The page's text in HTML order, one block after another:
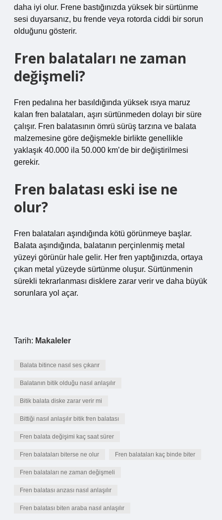
daha iyi olur. Frene bastığınızda yüksek bir sürtünme
sesi duyarsanız, bu frende veya rotorda ciddi bir sorun
olduğunu gösterir.
Fren balataları ne zaman
değişmeli?
Fren pedalına her basıldığında yüksek ısıya maruz
kalan fren balataları, aşırı sürtünmeden dolayı bir süre
çalışır. Fren balatasının ömrü sürüş tarzına ve balata
malzemesine göre değişmekle birlikte genellikle
yaklaşık 40.000 ila 50.000 km’de bir değiştirilmesi
gerekir.
Fren balatası eski ise ne
olur?
Fren balataları aşındığında kötü görünmeye başlar.
Balata aşındığında, balatanın perçinlenmiş metal
yüzeyi görünür hale gelir. Her fren yaptığınızda, ortaya
çıkan metal yüzeyde sürtünme oluşur. Sürtünmenin
sürekli tekrarlanması disklere zarar verir ve daha büyük
sorunlara yol açar.
Tarih: Makaleler
Balata bitince nasıl ses çıkarır
Balatanın bitik olduğu nasıl anlaşılır
Bitik balata diske zarar verir mi
Bittiği nasıl anlaşılır bitik fren balatası
Fren balata değişimi kaç saat sürer
Fren balataları biterse ne olur Fren balataları kaç binde biter
Fren balataları ne zaman değişmeli
Fren balatası arızası nasıl anlaşılır
Fren balatası biten araba nasıl anlaşılır